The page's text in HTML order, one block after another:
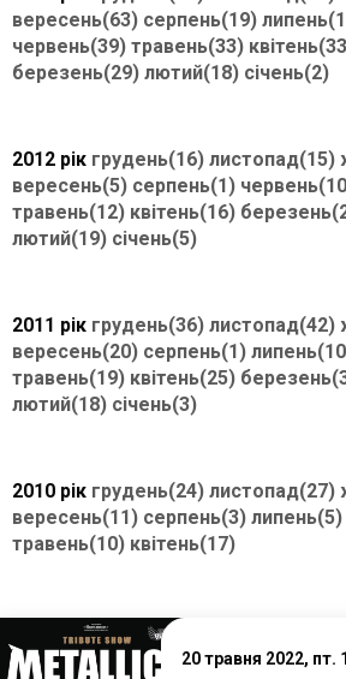
вересень(63) серпень(19)
червень(39) травень(33)
березень(29) лютий(18) січень(2)
2012 рік грудень(16) листопад(15)
вересень(5) серпень(1)
травень(12) квітень(16)
лютий(19) січень(5)
2011 рік грудень(36) листопад(42)
вересень(20) серпень(1)
травень(19) квітень(25)
лютий(18) січень(3)
2010 рік грудень(24) листопад(27)
вересень(11) серпень(3) липень(5)
травень(10) квітень(17)
20 травня 2022, пт.